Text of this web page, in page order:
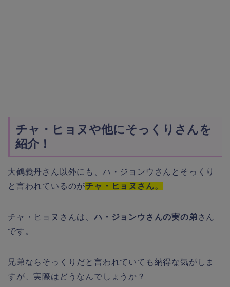
チャ・ヒョヌや他にそっくりさんを
紹介！
大鶴義丹さん以外にも、ハ・ジョンウさんとそっくり
と言われているのがチャ・ヒョヌさん。
チャ・ヒョヌさんは、 ハ・ジョンウさんの実の弟さん
です。
兄弟ならそっくりだと言われていても納得な気がしま
すが、実際はどうなんでしょうか？